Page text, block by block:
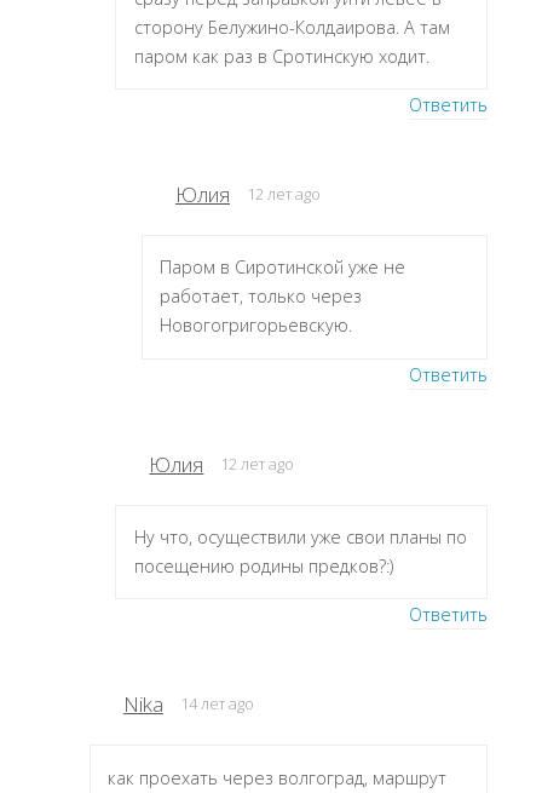
сторону Белужино-Колдаирова. А там
паром как раз в Сротинскую ходит.
Ответить
Юлия 12 лет ago
Паром в Сиротинской уже не
работает, только через
Новогогригорьевскую.
Ответить
Юлия 12 лет ago
Ну что, осуществили уже свои планы по
посещению родины предков?:)
Ответить
Nika 14 лет ago
как проехать через волгоград, маршрут